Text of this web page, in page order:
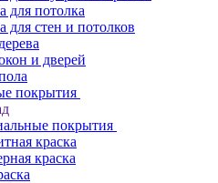
для потолка
для стен и потолков
и дверей
покрытия
покрытия
краска
краска